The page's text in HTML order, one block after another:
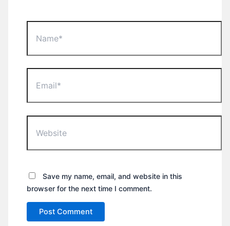
Save my name, email, and website in this
browser for the next time I comment.